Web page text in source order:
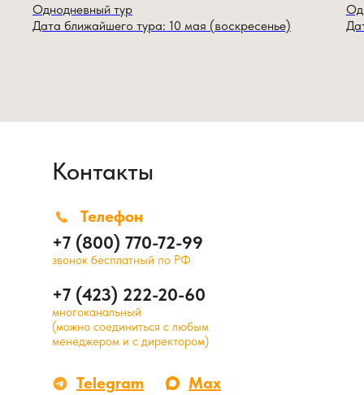
Однодневный тур
Дата ближайшего тура: 10 мая (воскресенье)
Контакты
Телефон
+7 (800) 770-72-99
+7 (423) 222-20-60
звонок бесплатный по РФ
многоканальный
(можно соединиться с любым
менеджером и с директором)
Telegram Max